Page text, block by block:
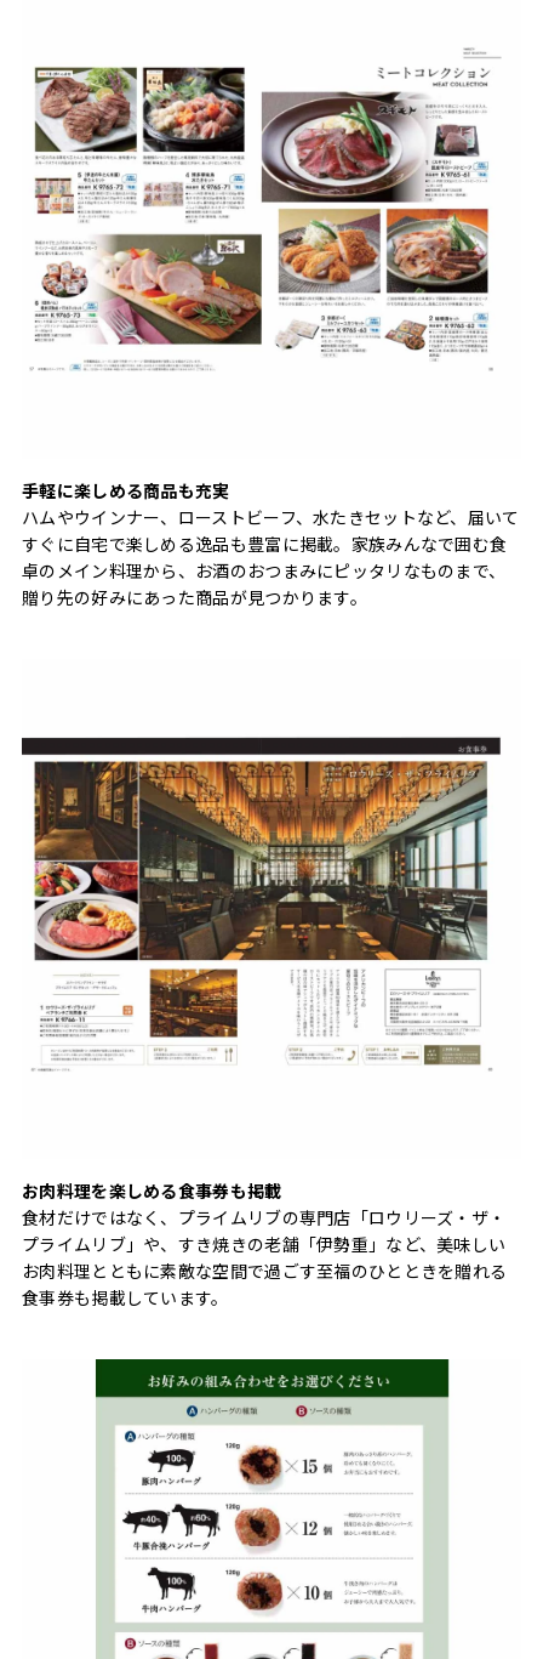
手軽に楽しめる商品も充実
ハムやウインナー、ローストビーフ、水たきセットなど、届いて
すぐに自宅で楽しめる逸品も豊富に掲載。家族みんなで囲む食
卓のメイン料理から、お酒のおつまみにピッタリなものまで、
贈り先の好みにあった商品が見つかります。
お肉料理を楽しめる食事券も掲載
食材だけではなく、プライムリブの専門店「ロウリーズ・ザ・
プライムリブ」や、すき焼きの老舗「伊勢重」など、美味しい
お肉料理とともに素敵な空間で過ごす至福のひとときを贈れる
食事券も掲載しています。